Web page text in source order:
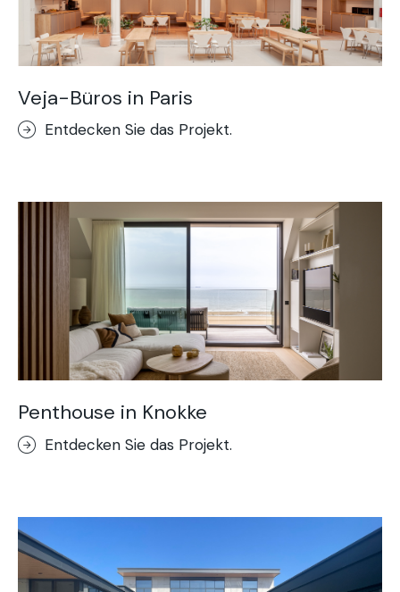
Veja-Büros in Paris
Entdecken Sie das Projekt.
Penthouse in Knokke
Entdecken Sie das Projekt.